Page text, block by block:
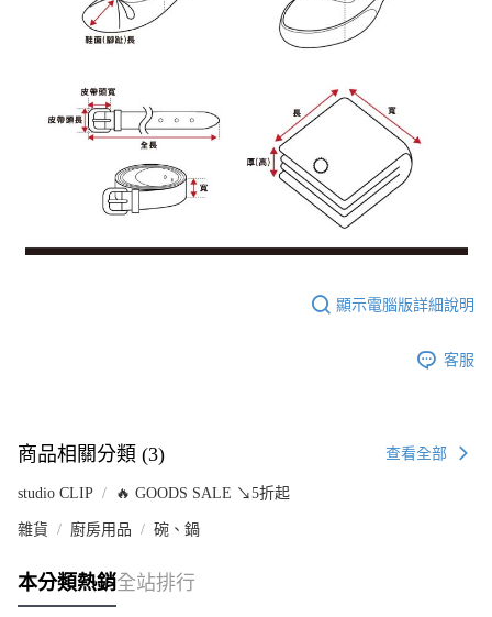
顯示電腦版詳細說明
客服
商品相關分類 (3) 查看全部
studio CLIP 🔥 GOODS SALE ↘5折起
雜貨 廚房用品 碗、鍋
本分類熱銷全站排行